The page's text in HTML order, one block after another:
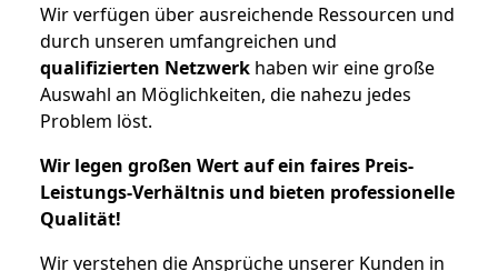
Wir verfügen über ausreichende Ressourcen und
durch unseren umfangreichen und
qualifizierten Netzwerk haben wir eine große
Auswahl an Möglichkeiten, die nahezu jedes
Problem löst.
Wir legen großen Wert auf ein faires Preis-
Leistungs-Verhältnis und bieten professionelle
Qualität!
Wir verstehen die Ansprüche unserer Kunden in